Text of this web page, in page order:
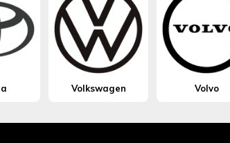
Volkswagen Volvo